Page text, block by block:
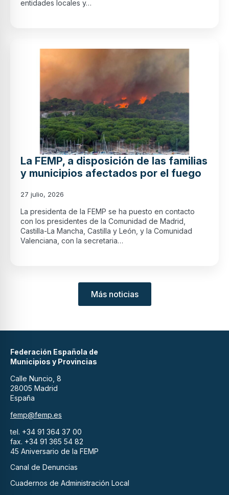
entidades locales y…
La FEMP, a disposición de las familias
y municipios afectados por el fuego
27 julio, 2026
La presidenta de la FEMP se ha puesto en contacto
con los presidentes de la Comunidad de Madrid,
Castilla-La Mancha, Castilla y León, y la Comunidad
Valenciana, con la secretaria…
Más noticias
Federación Española de
Municipios y Provincias
Calle Nuncio, 8
28005 Madrid
España
femp@femp.es
tel. +34 91 364 37 00
fax. +34 91 365 54 82
45 Aniversario de la FEMP
Canal de Denuncias
Cuadernos de Administración Local